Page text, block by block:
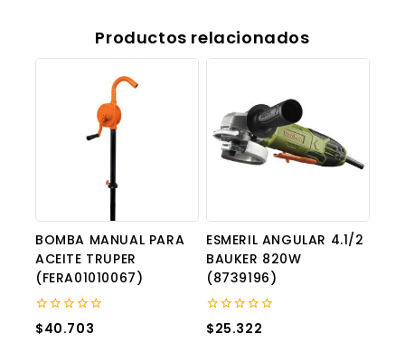
Productos relacionados
BOMBA MANUAL PARA
ACEITE TRUPER
(FERA01010067)
0
out
$40.703
ESMERIL ANGULAR 4.1/2
BAUKER 820W
(8739196)
0
out
$25.322